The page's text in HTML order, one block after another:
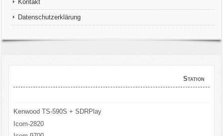
Kontakt
Datenschutzerklärung
Station
Kenwood TS-590S + SDRPlay
Icom-2820